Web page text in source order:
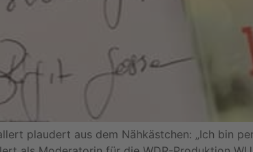
plaudert aus dem Nähkästchen: „Ich bin